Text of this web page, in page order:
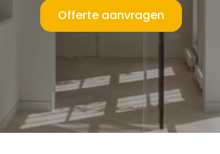
Offerte aanvragen